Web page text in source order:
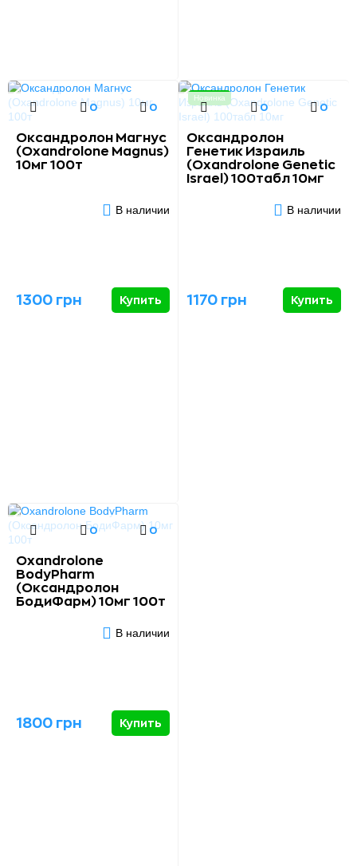
0 0
Оксандролон Магнус
(Oxandrolone Magnus)
10мг 100т
В наличии
1300 грн Купить
Новинка
0 0
Оксандролон
Генетик Израиль
(Oxandrolone Genetic
Israel) 100табл 10мг
В наличии
1170 грн Купить
0 0
Oxandrolone
BodyPharm
(Оксандролон
БодиФарм) 10мг 100т
В наличии
1800 грн Купить